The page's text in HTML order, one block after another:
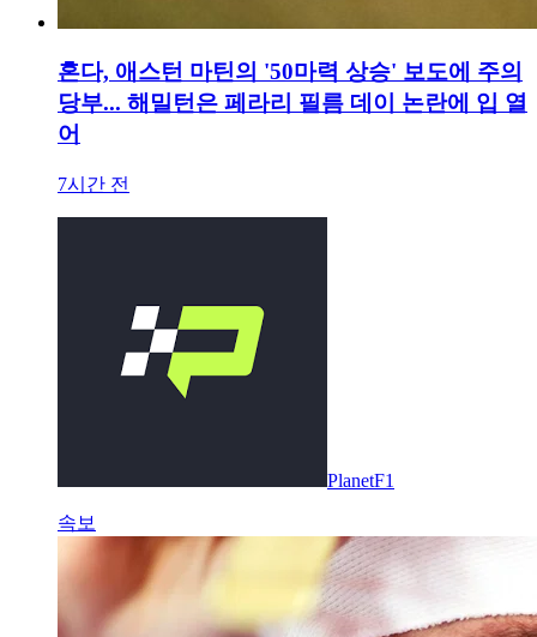
혼다, 애스턴 마틴의 '50마력 상승' 보도에 주의
당부... 해밀턴은 페라리 필름 데이 논란에 입 열
어
7시간 전
PlanetF1
속보